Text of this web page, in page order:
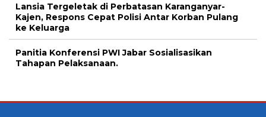
Lansia Tergeletak di Perbatasan Karanganyar-
Kajen, Respons Cepat Polisi Antar Korban Pulang
ke Keluarga
Panitia Konferensi PWI Jabar Sosialisasikan
Tahapan Pelaksanaan.